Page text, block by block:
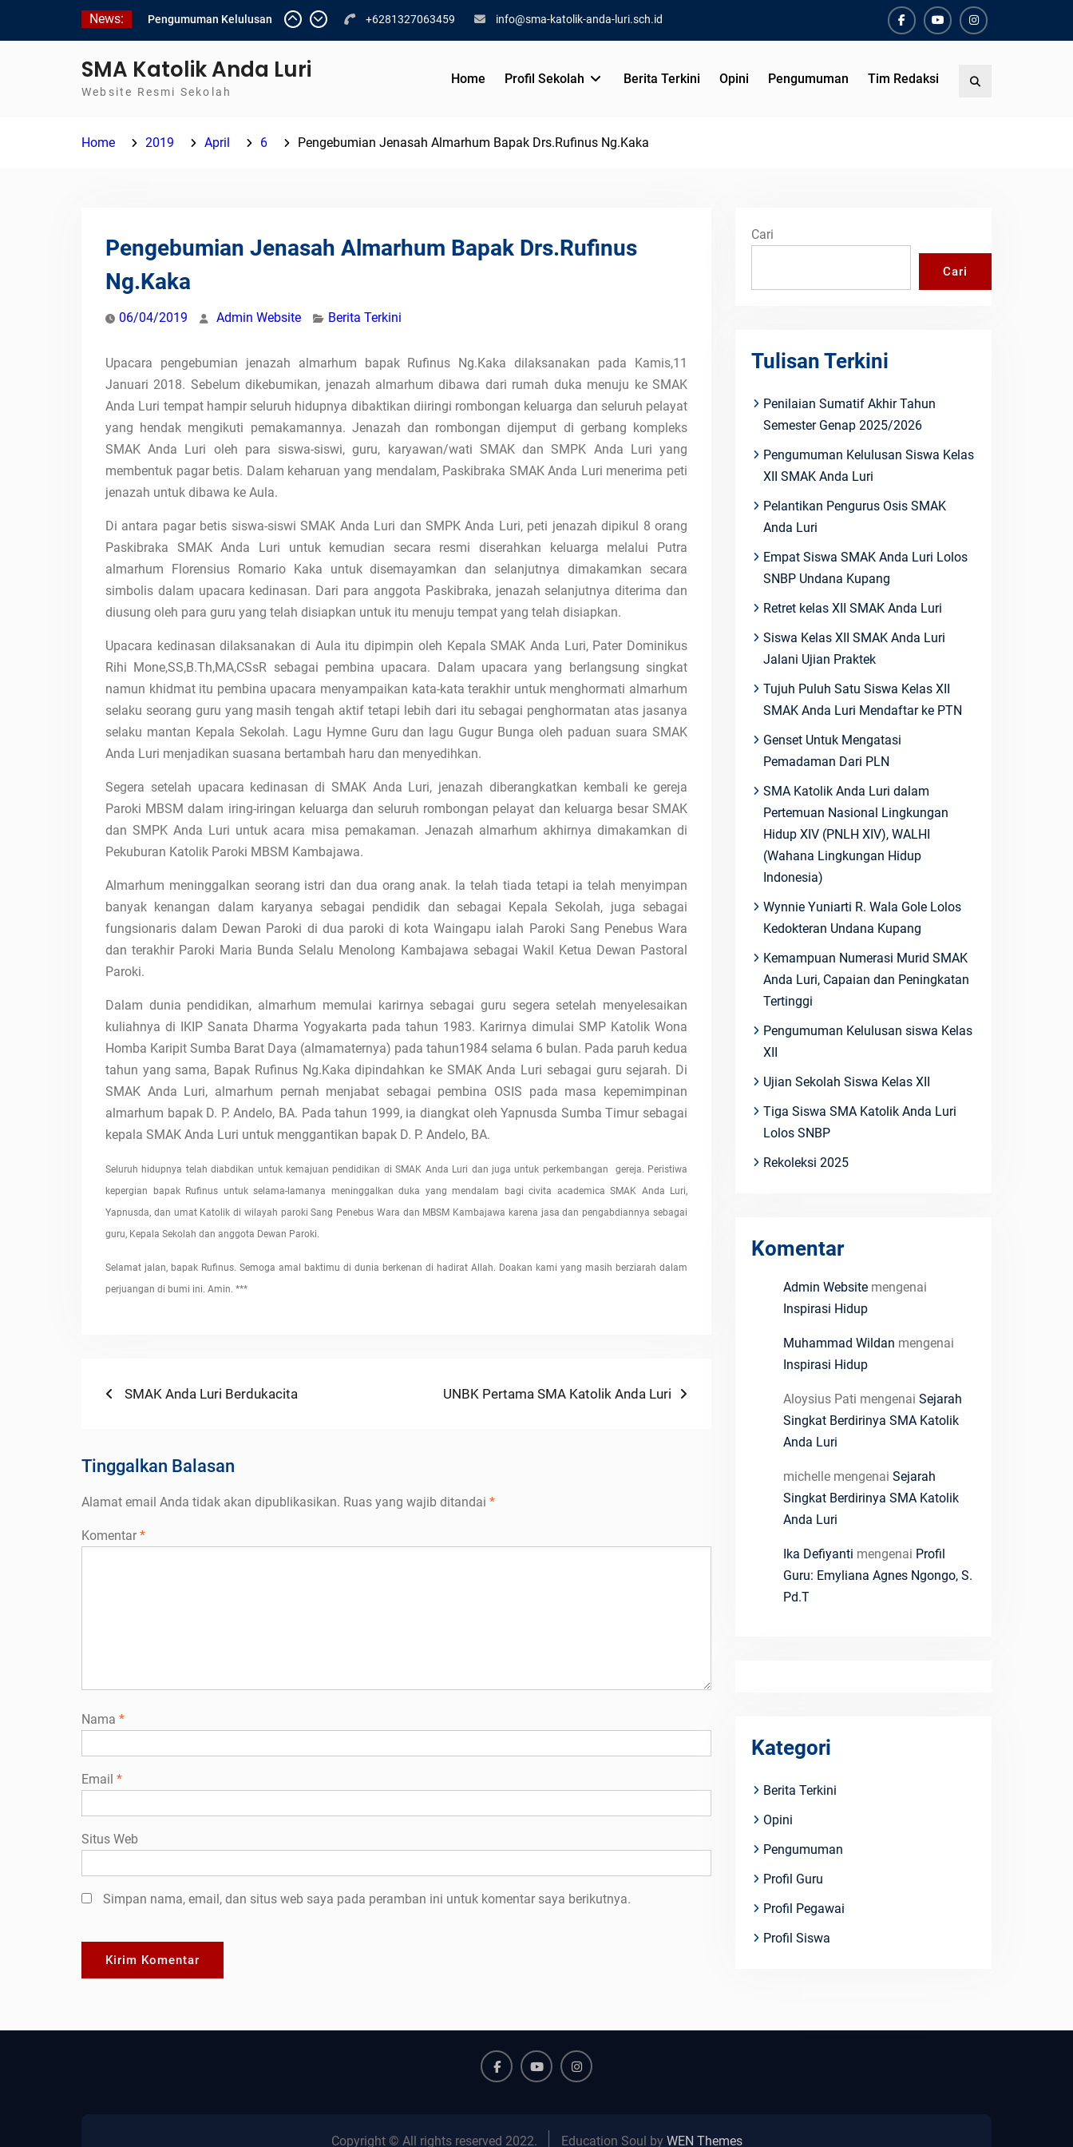
News:
Pengumuman Kelulusan
Pelantikan Pengurus Osis
SMAK Anda Luri
2025/2026
+6281327063459 info@sma-katolik-anda-luri.sch.id
FacebookYoutubeInstagram
SMA Katolik Anda Luri
Website Resmi Sekolah
Home Profil Sekolah Berita Terkini Opini Pengumuman Tim Redaksi
Home 2019 April 6 Pengebumian Jenasah Almarhum Bapak Drs.Rufinus Ng.Kaka
Pengebumian Jenasah Almarhum Bapak Drs.Rufinus
Ng.Kaka
06/04/2019 Admin Website Berita Terkini
Upacara pengebumian jenazah almarhum bapak Rufinus Ng.Kaka dilaksanakan pada Kamis,11
Januari 2018. Sebelum dikebumikan, jenazah almarhum dibawa dari rumah duka menuju ke SMAK
Anda Luri tempat hampir seluruh hidupnya dibaktikan diiringi rombongan keluarga dan seluruh pelayat
yang hendak mengikuti pemakamannya. Jenazah dan rombongan dijemput di gerbang kompleks
SMAK Anda Luri oleh para siswa-siswi, guru, karyawan/wati SMAK dan SMPK Anda Luri yang
membentuk pagar betis. Dalam keharuan yang mendalam, Paskibraka SMAK Anda Luri menerima peti
jenazah untuk dibawa ke Aula.
Di antara pagar betis siswa-siswi SMAK Anda Luri dan SMPK Anda Luri, peti jenazah dipikul 8 orang
Paskibraka SMAK Anda Luri untuk kemudian secara resmi diserahkan keluarga melalui Putra
almarhum Florensius Romario Kaka untuk disemayamkan dan selanjutnya dimakamkan secara
simbolis dalam upacara kedinasan. Dari para anggota Paskibraka, jenazah selanjutnya diterima dan
diusung oleh para guru yang telah disiapkan untuk itu menuju tempat yang telah disiapkan.
Upacara kedinasan dilaksanakan di Aula itu dipimpin oleh Kepala SMAK Anda Luri, Pater Dominikus
Rihi Mone,SS,B.Th,MA,CSsR sebagai pembina upacara. Dalam upacara yang berlangsung singkat
namun khidmat itu pembina upacara menyampaikan kata-kata terakhir untuk menghormati almarhum
selaku seorang guru yang masih tengah aktif tetapi lebih dari itu sebagai penghormatan atas jasanya
selaku mantan Kepala Sekolah. Lagu Hymne Guru dan lagu Gugur Bunga oleh paduan suara SMAK
Anda Luri menjadikan suasana bertambah haru dan menyedihkan.
Segera setelah upacara kedinasan di SMAK Anda Luri, jenazah diberangkatkan kembali ke gereja
Paroki MBSM dalam iring-iringan keluarga dan seluruh rombongan pelayat dan keluarga besar SMAK
dan SMPK Anda Luri untuk acara misa pemakaman. Jenazah almarhum akhirnya dimakamkan di
Pekuburan Katolik Paroki MBSM Kambajawa.
Almarhum meninggalkan seorang istri dan dua orang anak. Ia telah tiada tetapi ia telah menyimpan
banyak kenangan dalam karyanya sebagai pendidik dan sebagai Kepala Sekolah, juga sebagai
fungsionaris dalam Dewan Paroki di dua paroki di kota Waingapu ialah Paroki Sang Penebus Wara
dan terakhir Paroki Maria Bunda Selalu Menolong Kambajawa sebagai Wakil Ketua Dewan Pastoral
Paroki.
Dalam dunia pendidikan, almarhum memulai karirnya sebagai guru segera setelah menyelesaikan
kuliahnya di IKIP Sanata Dharma Yogyakarta pada tahun 1983. Karirnya dimulai SMP Katolik Wona
Homba Karipit Sumba Barat Daya (almamaternya) pada tahun1984 selama 6 bulan. Pada paruh kedua
tahun yang sama, Bapak Rufinus Ng.Kaka dipindahkan ke SMAK Anda Luri sebagai guru sejarah. Di
SMAK Anda Luri, almarhum pernah menjabat sebagai pembina OSIS pada masa kepemimpinan
almarhum bapak D. P. Andelo, BA. Pada tahun 1999, ia diangkat oleh Yapnusda Sumba Timur sebagai
kepala SMAK Anda Luri untuk menggantikan bapak D. P. Andelo, BA.
Seluruh hidupnya telah diabdikan untuk kemajuan pendidikan di SMAK Anda Luri dan juga untuk perkembangan gereja. Peristiwa
kepergian bapak Rufinus untuk selama-lamanya meninggalkan duka yang mendalam bagi civita academica SMAK Anda Luri,
Yapnusda, dan umat Katolik di wilayah paroki Sang Penebus Wara dan MBSM Kambajawa karena jasa dan pengabdiannya sebagai
guru, Kepala Sekolah dan anggota Dewan Paroki.
Selamat jalan, bapak Rufinus. Semoga amal baktimu di dunia berkenan di hadirat Allah. Doakan kami yang masih berziarah dalam
perjuangan di bumi ini. Amin. ***
Navigasi
Previous
SMAK Anda Luri Berdukacita
Next
UNBK Pertama SMA Katolik Anda Luri
Tinggalkan Balasan
Alamat email Anda tidak akan dipublikasikan. Ruas yang wajib ditandai *
Komentar*
Nama *
Email *
Situs Web
Simpan nama, email, dan situs web saya pada peramban ini untuk komentar saya berikutnya.
Cari
Cari
Tulisan Terkini
Penilaian Sumatif Akhir Tahun
Semester Genap 2025/2026
Pengumuman Kelulusan Siswa Kelas
XII SMAK Anda Luri
Pelantikan Pengurus Osis SMAK
Anda Luri
Empat Siswa SMAK Anda Luri Lolos
SNBP Undana Kupang
Retret kelas XII SMAK Anda Luri
Siswa Kelas XII SMAK Anda Luri
Jalani Ujian Praktek
Tujuh Puluh Satu Siswa Kelas XII
SMAK Anda Luri Mendaftar ke PTN
Genset Untuk Mengatasi
Pemadaman Dari PLN
SMA Katolik Anda Luri dalam
Pertemuan Nasional Lingkungan
Hidup XIV (PNLH XIV), WALHI
(Wahana Lingkungan Hidup
Indonesia)
Wynnie Yuniarti R. Wala Gole Lolos
Kedokteran Undana Kupang
Kemampuan Numerasi Murid SMAK
Anda Luri, Capaian dan Peningkatan
Tertinggi
Pengumuman Kelulusan siswa Kelas
XII
Ujian Sekolah Siswa Kelas XII
Tiga Siswa SMA Katolik Anda Luri
Lolos SNBP
Rekoleksi 2025
Komentar
Admin Website mengenai
Inspirasi Hidup
Muhammad Wildan mengenai
Inspirasi Hidup
Aloysius Pati mengenai Sejarah
Singkat Berdirinya SMA Katolik
Anda Luri
michelle mengenai Sejarah
Singkat Berdirinya SMA Katolik
Anda Luri
Ika Defiyanti mengenai Profil
Guru: Emyliana Agnes Ngongo, S.
Pd.T
Kategori
Berita Terkini
Opini
Pengumuman
Profil Guru
Profil Pegawai
Profil Siswa
Copyright © All rights reserved 2022. Education Soul by WEN Themes